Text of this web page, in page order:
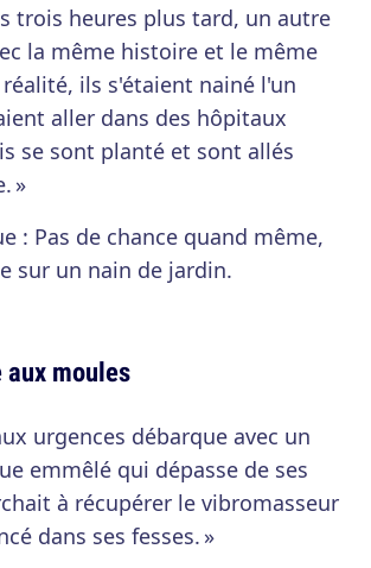
trois heures plus tard, un autre
la même histoire et le même
ils s'étaient nainé l'un
aller dans des hôpitaux
se sont planté et sont allés
»
: Pas de chance quand même,
sur un nain de jardin.
aux moules
urgences débarque avec un
emmêlé qui dépasse de ses
à récupérer le vibromasseur
dans ses fesses. »